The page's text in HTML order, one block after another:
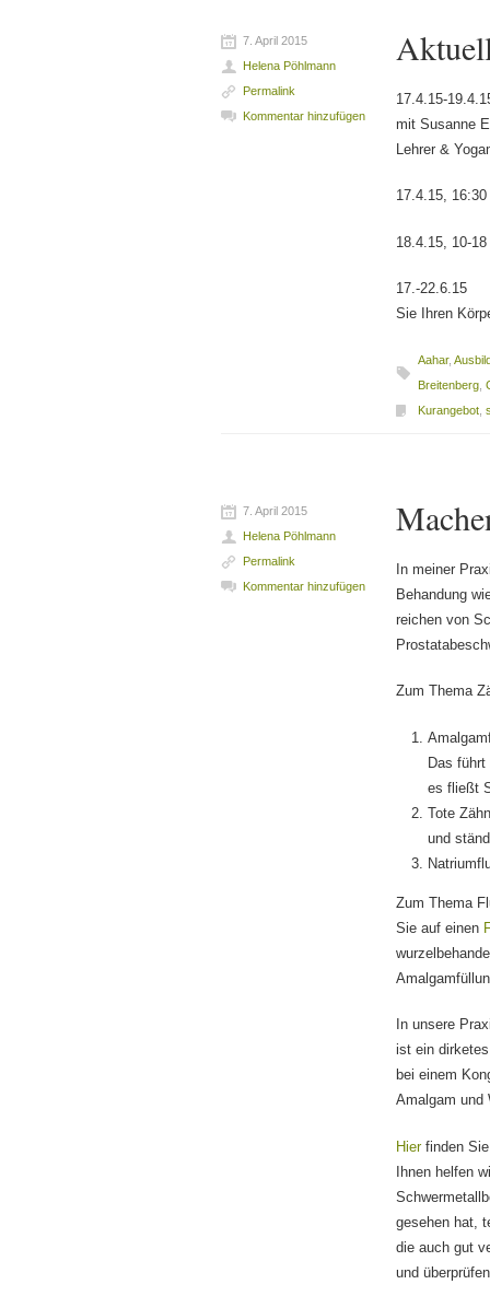
17.4.15-
mit Susanne
Lehrer &
17.4.15,
18.4.15, 10-
17.-22.6.15
Sie Ihren
Aahar,
Breitenberg ,
Kurangebot ,
7. April 2015
Helena Pöhlmann
Permalink
Kommentar hinzufügen
In meiner
Behandung
reichen von
Zum Thema
Das
es fließt
Tote
und
Zum Thema
Sie auf einen
In unsere
ist ein
bei einem
Amalgam und
Hierfinden Sie
Ihnen helfen
gesehen hat,
die auch gut
und
7. April 2015
Helena Pöhlmann
Permalink
Kommentar hinzufügen